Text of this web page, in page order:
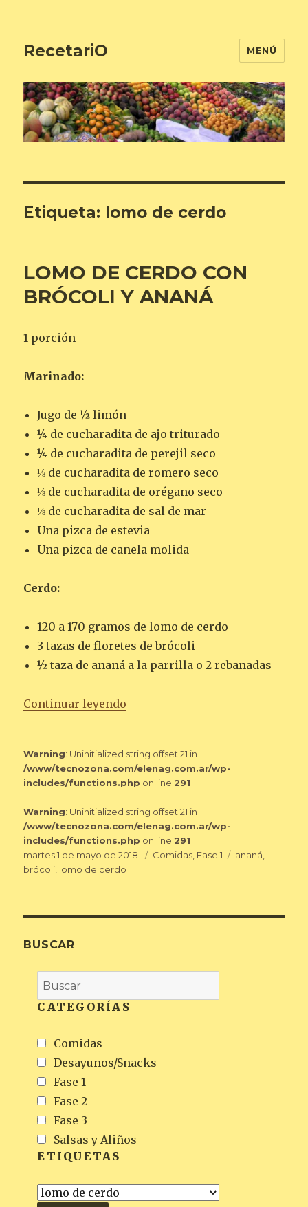
RecetariO MENÚ
Etiqueta: lomo de cerdo
LOMO DE CERDO CON
BRÓCOLI Y ANANÁ
1 porción
Marinado:
Jugo de ½ limón
¼ de cucharadita de ajo triturado
¼ de cucharadita de perejil seco
⅛ de cucharadita de romero seco
⅛ de cucharadita de orégano seco
⅛ de cucharadita de sal de mar
Una pizca de estevia
Una pizca de canela molida
Cerdo:
120 a 170 gramos de lomo de cerdo
3 tazas de floretes de brócoli
½ taza de ananá a la parrilla o 2 rebanadas
Continuar leyendo
Warning: Uninitialized string offset 21 in
/www/tecnozona.com/elenag.com.ar/wp-
includes/functions.php on line 291
Warning: Uninitialized string offset 21 in
/www/tecnozona.com/elenag.com.ar/wp-
includes/functions.php on line 291
Publicado
el
martes 1 de mayo de 2018 Categorías
Comidas, Fase 1 Etiquetas
ananá,
brócoli, lomo de cerdo
BUSCAR
CATEGORÍAS
Comidas
Desayunos/Snacks
Fase 1
Fase 2
Fase 3
Salsas y Aliños
ETIQUETAS